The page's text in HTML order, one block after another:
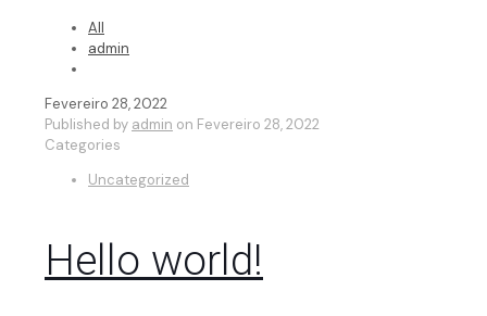
All
admin
Fevereiro 28, 2022
Published by admin on Fevereiro 28, 2022
Categories
Uncategorized
Hello world!